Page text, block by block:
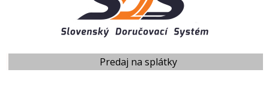
Predaj na splátky